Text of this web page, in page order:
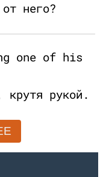
него?
one of his
крутя рукой.